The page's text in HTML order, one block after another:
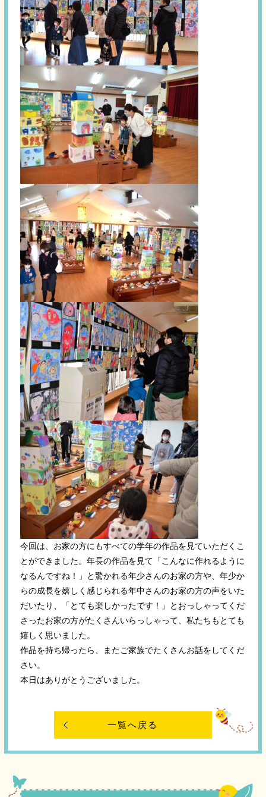
今回は、お家の方にもすべての学年の作品を見ていただくこ
とができました。年長の作品を見て「こんなに作れるように
なるんですね！」と驚かれる年少さんのお家の方や、年少か
らの成長を嬉しく感じられる年中さんのお家の方の声をいた
だいたり、「とても楽しかったです！」とおっしゃってくだ
さったお家の方がたくさんいらっしゃって、私たちもとても
嬉しく思いました。
作品を持ち帰ったら、またご家族でたくさんお話をしてくだ
さい。
本日はありがとうございました。
一覧へ戻る